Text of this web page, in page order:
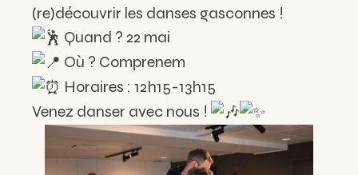
(re)découvrir les danses gasconnes !
Quand ? 22 mai
Où ? Comprenem
Horaires : 12h15-13h15
Venez danser avec nous !